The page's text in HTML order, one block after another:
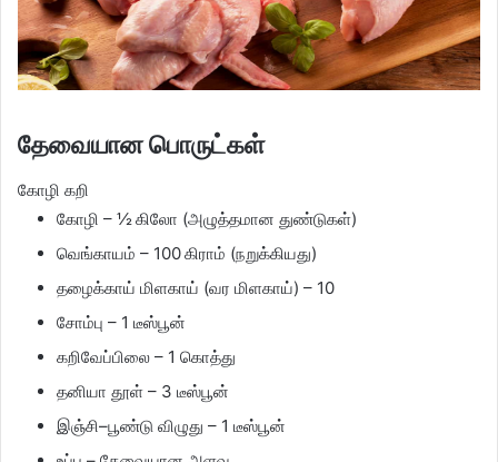
தேவையான பொருட்கள்
கோழி கறி
கோழி – ½ கிலோ (அழுத்தமான துண்டுகள்)
வெங்காயம் – 100 கிராம் (நறுக்கியது)
தழைக்காய் மிளகாய் (வர மிளகாய்) – 10
சோம்பு – 1 டீஸ்பூன்
கறிவேப்பிலை – 1 கொத்து
தனியா தூள் – 3 டீஸ்பூன்
இஞ்சி–பூண்டு விழுது – 1 டீஸ்பூன்